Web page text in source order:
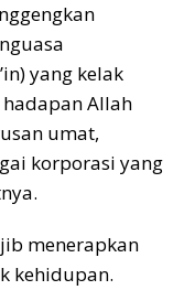
yang kelak
Allah
umat,
korporasi yang
menerapkan
kehidupan.